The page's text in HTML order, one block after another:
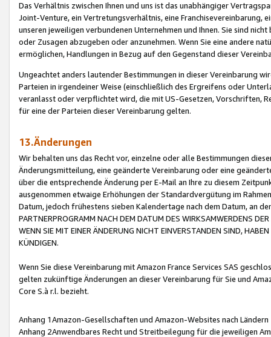
Das Verhältnis zwischen Ihnen und uns ist das unabhängiger
Joint-Venture, ein Vertretungsverhältnis, eine Franchisevereinbarung,
unseren jeweiligen verbundenen Unternehmen und Ihnen. Sie sind
oder Zusagen abzugeben oder anzunehmen. Wenn Sie eine andere
ermöglichen, Handlungen in Bezug auf den Gegenstand dieser
Ungeachtet anders lautender Bestimmungen in dieser Vereinbarung
Parteien in irgendeiner Weise (einschließlich des Ergreifens oder
veranlasst oder verpflichtet wird, die mit US-Gesetzen, Vorschriften,
für eine der Parteien dieser Vereinbarung gelten.
13.Änderungen
Wir behalten uns das Recht vor, einzelne oder alle Bestimmungen
Änderungsmitteilung, eine geänderte Vereinbarung oder eine
über die entsprechende Änderung per E-Mail an Ihre zu diesem
ausgenommen etwaige Erhöhungen der Standardvergütung im
Datum, jedoch frühestens sieben Kalendertage nach dem Datum, an
PARTNERPROGRAMM NACH DEM DATUM DES WIRKSAMWERDENS
WENN SIE MIT EINER ÄNDERUNG NICHT EINVERSTANDEN SIND,
KÜNDIGEN.
Wenn Sie diese Vereinbarung mit Amazon France Services SAS
gelten zukünftige Änderungen an dieser Vereinbarung für Sie und
Core S.à r.l. bezieht.
Anhang 1Amazon-Gesellschaften und Amazon-Websites nach Ländern
Anhang 2Anwendbares Recht und Streitbeilegung für die jeweiligen